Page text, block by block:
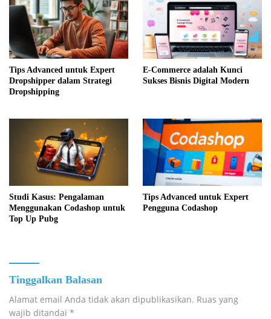
Tips Advanced untuk Expert
Dropshipper dalam Strategi
Dropshipping
E-Commerce adalah Kunci
Sukses Bisnis Digital Modern
Studi Kasus: Pengalaman
Menggunakan Codashop untuk
Top Up Pubg
Tips Advanced untuk Expert
Pengguna Codashop
Tinggalkan Balasan
Alamat email Anda tidak akan dipublikasikan. Ruas yang
wajib ditandai *